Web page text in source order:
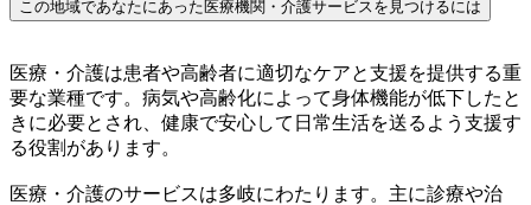
この地域であなたにあった医療機関・介護サービスを見つけるには
医療・介護は患者や高齢者に適切なケアと支援を提供する重
要な業種です。病気や高齢化によって身体機能が低下したと
きに必要とされ、健康で安心して日常生活を送るよう支援す
る役割があります。
医療・介護のサービスは多岐にわたります。主に診療や治